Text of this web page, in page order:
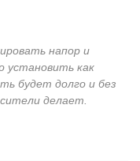
напор и
установить как
будет долго и без
делает.